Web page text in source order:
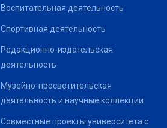
Воспитательная деятельность
Спортивная деятельность
Редакционно-издательская
деятельность
Музейно-просветительская
деятельность и научные коллекции
Совместные проекты университета с